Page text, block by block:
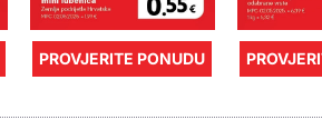
PROVJERITE PONUDU